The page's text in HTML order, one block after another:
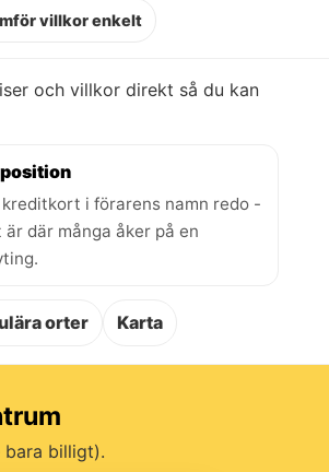
villkor enkelt
och villkor direkt så du kan
kreditkort i förarens namn redo -
är där många åker på en
orter Karta
billigt).